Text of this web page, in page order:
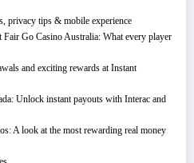
privacy tips & mobile experience
Fair Go Casino Australia: What every player
and exciting rewards at Instant
Unlock instant payouts with Interac and
A look at the most rewarding real money